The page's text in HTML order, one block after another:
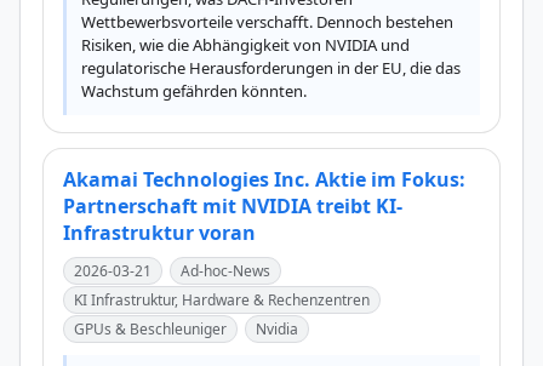
Wettbewerbsvorteile verschafft. Dennoch bestehen
Risiken, wie die Abhängigkeit von NVIDIA und
regulatorische Herausforderungen in der EU, die das
Wachstum gefährden könnten.
Akamai Technologies Inc. Aktie im Fokus:
Partnerschaft mit NVIDIA treibt KI-
Infrastruktur voran
2026-03-21
Ad-hoc-News
KI Infrastruktur, Hardware & Rechenzentren
GPUs & Beschleuniger
Nvidia